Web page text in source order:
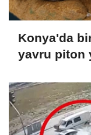
Konya'da
yavru piton